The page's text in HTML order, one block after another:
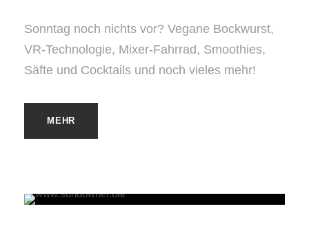
Sonntag noch nichts vor? Vegane Bockwurst,
VR-Technologie, Mixer-Fahrrad, Smoothies,
Säfte und Cocktails und noch vieles mehr!
MEHR